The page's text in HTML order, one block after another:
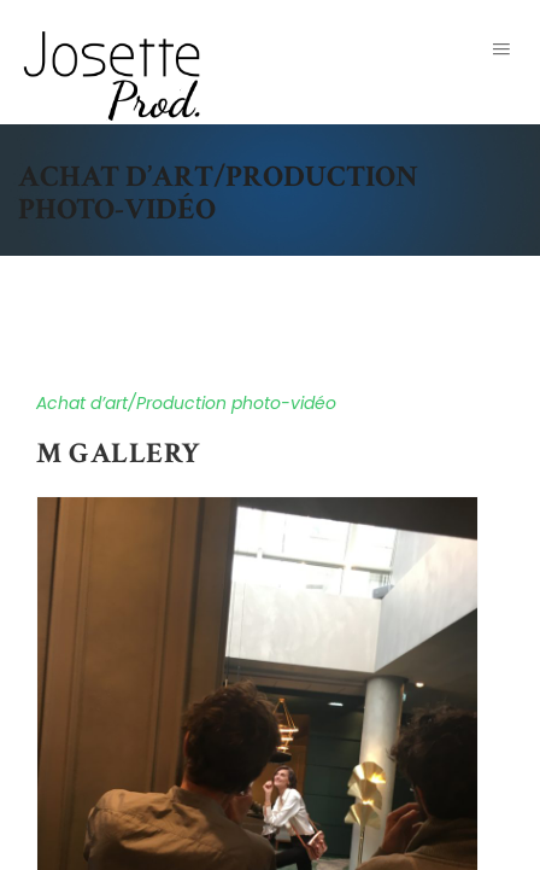
ACHAT D’ART/PRODUCTION
PHOTO-VIDÉO
Achat d’art/Production photo-vidéo
M GALLERY